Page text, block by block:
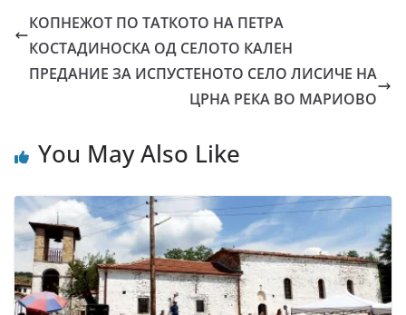
КОПНЕЖОТ ПО ТАТКОТО НА ПЕТРА
КОСТАДИНОСКА ОД СЕЛОТО КАЛЕН
ПРЕДАНИЕ ЗА ИСПУСТЕНОТО СЕЛО ЛИСИЧЕ НА
ЦРНА РЕКА ВО МАРИОВО
You May Also Like